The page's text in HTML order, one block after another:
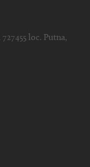
loc. Putna,